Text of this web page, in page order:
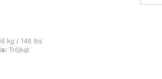
94 cm / 37 in, Talia: 78 cm / 31 in, Biodra: 105 cm /
kg / 146 lbs
Trójkąt